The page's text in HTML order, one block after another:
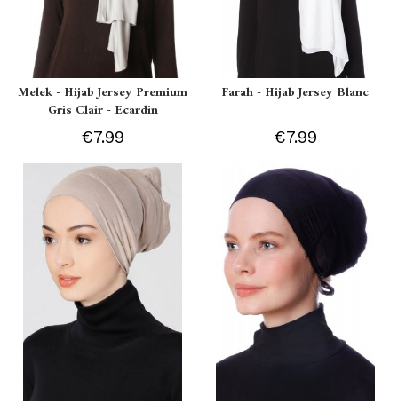
Melek - Hijab Jersey Premium
Gris Clair - Ecardin
€7.99
Farah - Hijab Jersey Blanc
€7.99